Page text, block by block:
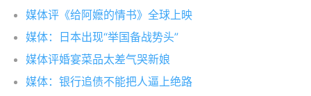
媒体评《给阿嬷的情书》全球上映
媒体：日本出现“举国备战势头”
媒体评婚宴菜品太差气哭新娘
媒体：银行追债不能把人逼上绝路